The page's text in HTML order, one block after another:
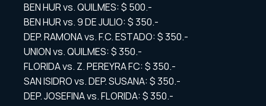
BEN HUR vs. QUILMES: $ 500.-
BEN HUR vs. 9 DE JULIO: $ 350.-
DEP. RAMONA vs. F.C. ESTADO: $ 350.-
UNION vs. QUILMES: $ 350.-
FLORIDA vs. Z. PEREYRA FC: $ 350.-
SAN ISIDRO vs. DEP. SUSANA: $ 350.-
DEP. JOSEFINA vs. FLORIDA: $ 350.-